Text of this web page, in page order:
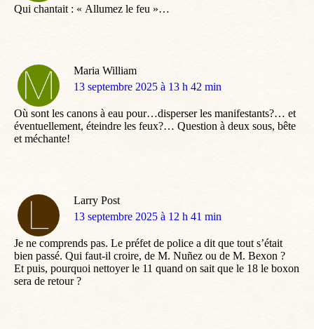
Qui chantait : « Allumez le feu »…
Maria William
dit
13 septembre 2025 à 13 h 42 min
Où sont les canons à eau pour…disperser les manifestants?… et
éventuellement, éteindre les feux?… Question à deux sous, bête
et méchante!
Larry Post
dit
13 septembre 2025 à 12 h 41 min
Je ne comprends pas. Le préfet de police a dit que tout s’était
bien passé. Qui faut-il croire, de M. Nuñez ou de M. Bexon ?
Et puis, pourquoi nettoyer le 11 quand on sait que le 18 le boxon
sera de retour ?